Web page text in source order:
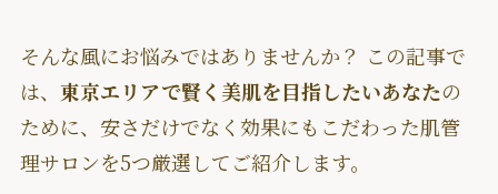
そんな風にお悩みではありませんか？ この記事で
は、 東京エリアで賢く美肌を目指したいあなたの
ために、安さだけでなく効果にもこだわった肌管
理サロンを5つ厳選してご紹介します。